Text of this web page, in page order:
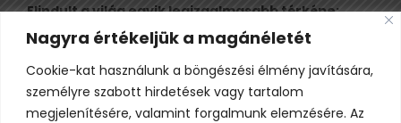
Nagyra értékeljük a magánéletét
Cookie-kat használunk a böngészési élmény javítására,
személyre szabott hirdetések vagy tartalom
megjelenítésére, valamint forgalmunk elemzésére. Az
Elindult a világ egyik legizgalmasabb térképe:
több mint 6600 várat, kastélyt és erődöt
fedezhetsz fel rajta
Kigyulladt a Szőke Tisza legendás hajóroncsa,
nagy erőkkel vonultak a tűzoltók